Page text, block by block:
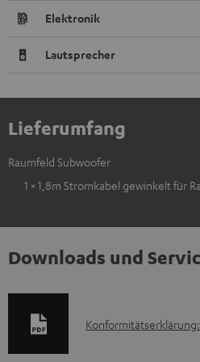
Elektronik
Lautsprecher
Lieferumfang
Raumfeld Subwoofer
1 × 1,8m Stromkabel gewinkelt für
Downloads und
D